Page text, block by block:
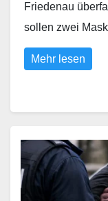
Friedenau
sollen zwei
Mehr lesen